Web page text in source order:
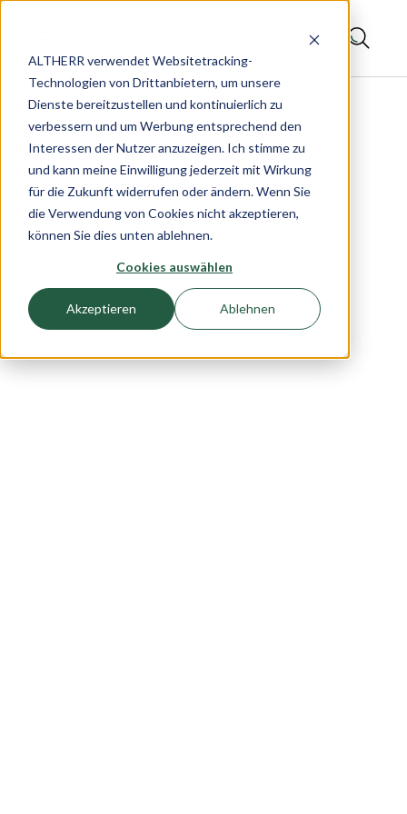
ALTHERR verwendet Websitetracking-
Technologien von Drittanbietern, um unsere
Dienste bereitzustellen und kontinuierlich zu
verbessern und um Werbung entsprechend den
Interessen der Nutzer anzuzeigen. Ich stimme zu
und kann meine Einwilligung jederzeit mit Wirkung
für die Zukunft widerrufen oder ändern. Wenn Sie
die Verwendung von Cookies nicht akzeptieren,
können Sie dies unten ablehnen.
Cookies auswählen
Akzeptieren Ablehnen